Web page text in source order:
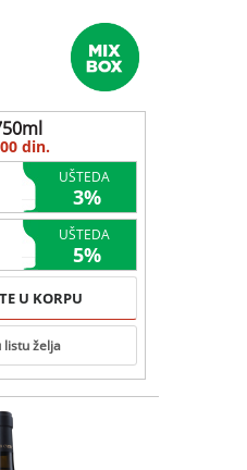
din.
UŠTEDA
3%
UŠTEDA
5%
U KORPU
listu želja